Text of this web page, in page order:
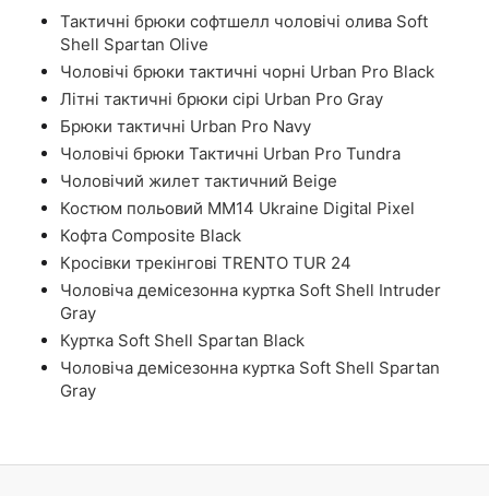
Тактичні брюки софтшелл чоловічі олива Soft
Shell Spartan Olive
Чоловічі брюки тактичні чорні Urban Pro Black
Літні тактичні брюки сірі Urban Pro Gray
Брюки тактичні Urban Pro Navy
Чоловічі брюки Тактичні Urban Pro Tundra
Чоловічий жилет тактичний Beige
Костюм польовий ММ14 Ukraine Digital Pixel
Кофта Composite Black
Кросівки трекінгові TRENTO TUR 24
Чоловіча демісезонна куртка Soft Shell Intruder
Gray
Куртка Soft Shell Spartan Black
Чоловіча демісезонна куртка Soft Shell Spartan
Gray